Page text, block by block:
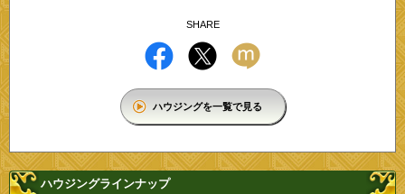
SHARE
ハウジングを一覧で見る
ハウジングラインナップ